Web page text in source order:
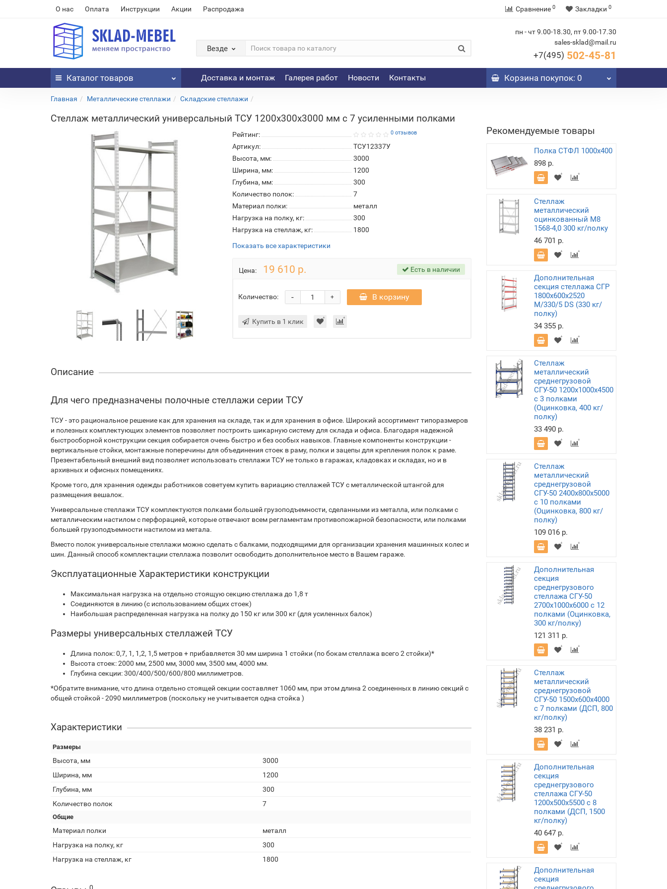
О нас Оплата Инструкции Акции Распродажа Сравнение 0 Закладки 0
Везде
пн - чт 9.00-18.30, пт 9.00-17.30
sales-sklad@mail.ru
+7(495) 502-45-81
Каталог товаров Доставка и монтаж Галерея работ Новости Контакты Корзинапокупок: 0
Главная Металлические стеллажи Складские стеллажи
Стеллаж металлический универсальный ТСУ 1200х300х3000 мм с 7 усиленными полками
Рейтинг: 0 отзывов
Артикул:
ТСУ12337У
Высота, мм:
3000
Ширина, мм:
1200
Глубина, мм:
300
Количество полок:
7
Материал полки:
металл
Нагрузка на полку, кг:
300
Нагрузка на стеллаж, кг:
1800
Показать все характеристики
Цена: 19 610 р. Есть в наличии
Количество: +
- В корзину
Купить в 1 клик
Описание
Для чего предназначены полочные стеллажи серии ТСУ
ТСУ - это рациональное решение как для хранения на складе, так и для хранения в офисе. Широкий ассортимент типоразмеров
и полезных комплектующих элементов позволяет построить шикарную систему для склада и офиса. Благодаря надежной
быстросборной конструкции секция собирается очень быстро и без особых навыков. Главные компоненты конструкции -
вертикальные стойки, монтажные поперечины для объединения стоек в раму, полки и зацепы для крепления полок к раме.
Презентабельный внешний вид позволяет использовать стеллажи ТСУ не только в гаражах, кладовках и складах, но и в
архивных и офисных помещениях.
Кроме того, для хранения одежды работников советуем купить вариацию стеллажей ТСУ с металлической штангой для
размещения вешалок.
Универсальные стеллажи ТСУ комплектуются полками большей грузоподъемности, сделанными из металла, или полками с
металлическим настилом с перфорацией, которые отвечают всем регламентам противопожарной безопасности, или полками
большей грузоподъемности настилом из метала.
Вместо полок универсальные стеллажи можно сделать с балками, подходящими для организации хранения машинных колес и
шин. Данный способ комплектации стеллажа позволит освободить дополнительное место в Вашем гараже.
Эксплуатационные Характеристики конструкции
Максимальная нагрузка на отдельно стоящую секцию стеллажа до 1,8 т
Соединяются в линию (с использованием общих стоек)
Наибольшая распределенная нагрузка на полку до 150 кг или 300 кг (для усиленных балок)
Размеры универсальных стеллажей ТСУ
Длина полок: 0,7, 1, 1,2, 1,5 метров + прибавляется 30 мм ширина 1 стойки (по бокам стеллажа всего 2 стойки)*
Высота стоек: 2000 мм, 2500 мм, 3000 мм, 3500 мм, 4000 мм.
Глубина секции: 300/400/500/600/800 миллиметров.
*Обратите внимание, что длина отдельно стоящей секции составляет 1060 мм, при этом длина 2 соединенных в линию секций с
общей стойкой - 2090 миллиметров (поскольку не учитывается одна стойка )
Характеристики
Размеры
Высота, мм
3000
Ширина, мм
1200
Глубина, мм
300
Количество полок
7
Общие
Материал полки
металл
Нагрузка на полку, кг
300
Нагрузка на стеллаж, кг
1800
0
Рекомендуемые товары
Полка СТФЛ 1000x400
898 р.
Стеллаж
металлический
оцинкованный М8
1568-4,0 300 кг/полку
46 701 р.
Дополнительная
секция стеллажа СГР
1800х600х2520
M/330/5 DS (330 кг/
полку)
34 355 р.
Стеллаж
металлический
среднегрузовой
СГУ-50 1200х1000х4500
с 3 полками
(Оцинковка, 400 кг/
полку)
33 490 р.
Стеллаж
металлический
среднегрузовой
СГУ-50 2400х800х5000
с 10 полками
(Оцинковка, 800 кг/
полку)
109 016 р.
Дополнительная
секция
среднегрузового
стеллажа СГУ-50
2700х1000х6000 с 12
полками (Оцинковка,
300 кг/полку)
121 311 р.
Стеллаж
металлический
среднегрузовой
СГУ-50 1500х600х4000
с 7 полками (ДСП, 800
кг/полку)
38 231 р.
Дополнительная
секция
среднегрузового
стеллажа СГУ-50
1200х500х5500 с 8
полками (ДСП, 1500
кг/полку)
40 647 р.
Дополнительная
секция